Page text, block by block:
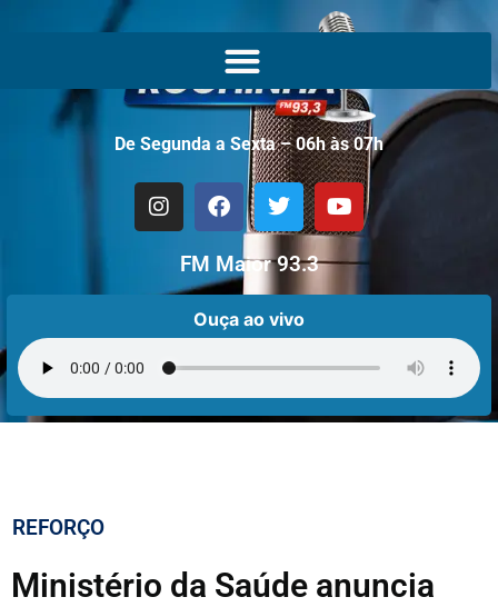
De Segunda a Sexta – 06h às 07h
FM Maior 93.3
Ouça ao vivo
REFORÇO
Ministério da Saúde anuncia